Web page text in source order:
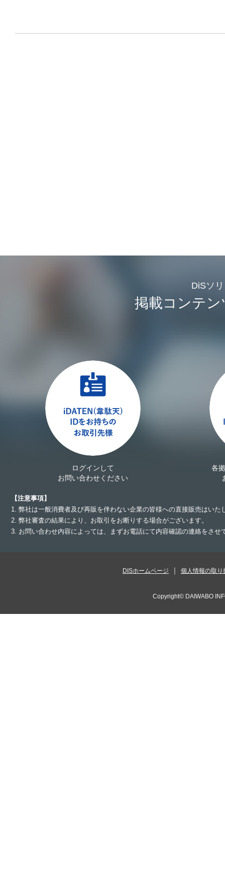
DiSソ
掲載コンテ
ログインして
お問い合わせください
各
【注意事項】
1. 弊社は一般消費者及び再販を伴わない企業の皆様への直接販売はいた
2. 弊社審査の結果により、お取引をお断りする場合がございます。
3. お問い合わせ内容によっては、まずお電話にて内容確認の連絡をさ
DISホームページ 個人情報の取り
Copyright© DAIWABO